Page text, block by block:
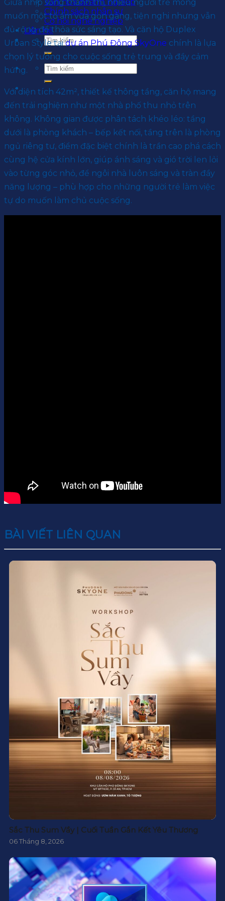
Chính sách nhân sự
Cơ hội nghề nghiệp
Liên hệ
Giữa nhịp sống thành thị, nhiều người trẻ mong
muốn một tổ ấm vừa gọn gàng, tiện nghi nhưng vẫn
đủ rộng để thỏa sức sáng tạo. Và căn hộ Duplex
Urban Style tạidự án Phú Đông SkyOne chính là lựa
chọn lý tưởng cho cuộc sống trẻ trung và đầy cảm
hứng.
Với diện tích 42m², thiết kế thông tầng, căn hộ mang
đến trải nghiệm như một nhà phố thu nhỏ trên
không. Không gian được phân tách khéo léo: tầng
dưới là phòng khách – bếp kết nối, tầng trên là phòng
ngủ riêng tư, điểm đặc biệt chính là trần cao phá cách
cùng hệ cửa kính lớn, giúp ánh sáng và gió trời len lỏi
vào từng góc nhỏ, để ngôi nhà luôn sáng và tràn đầy
năng lượng – phù hợp cho những người trẻ làm việc
tự do muốn làm chủ cuộc sống.
BÀI VIẾT LIÊN QUAN
Sắc Thu Sum Vầy | Cuối Tuần Gắn Kết Yêu Thương
06 Tháng 8, 2026